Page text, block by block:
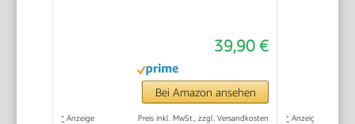
Camping oder
Haushalt freistehend
stufenlose
39,90 €
Bei Amazon ansehen
* Anzeige Preis inkl. MwSt., zzgl. Versandkosten * Anzeige